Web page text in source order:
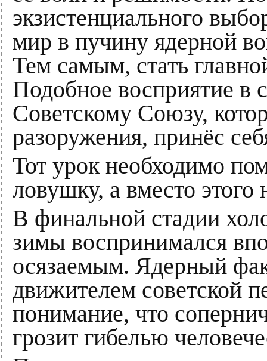
экзистенциального
мир в пучину ядерной
Тем самым, стать
Подобное восприятие в
Советскому Союзу,
разоружения, принёс
Тот урок необходимо
ловушку, а вместо этого
В финальной стадии
зимы воспринимался
осязаемым. Ядерный
движителем советской
понимание, что
грозит гибелью